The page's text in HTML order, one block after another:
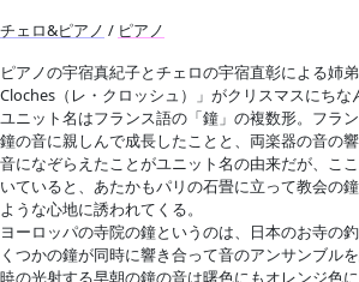
チェロ&ピアノ / ピアノ
ピアノの宇宿真紀子とチェロの宇宿直彰による姉
Cloches（レ・クロッシュ）」がクリスマスにちな
ユニット名はフランス語の「鐘」の複数形。フラ
鐘の音に親しんで成長したことと、両楽器の音の
音になぞらえたことがユニット名の由来だが、こ
いていると、あたかもパリの石畳に立って教会の
ような心地に誘われてくる。
ヨーロッパの寺院の鐘というのは、日本のお寺の
くつかの鐘が同時に響き合って音のアンサンブルを
暁の光射する早朝の鐘の音は曙色にもオレンジ色